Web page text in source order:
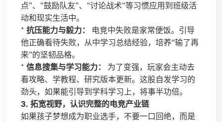
点”、“鼓励队友”、“讨论战术”等习惯应用到班级活
动和现实生活中。
* 抗压能力与毅力：
电竞中失败是家常便饭。引导
他正确看待失败，从中学习总结经验，培养“输了再
来”的坚韧品格。
* 信息搜集与学习能力：
为了变强，玩家会主动去
看攻略、学教程、研究版本更新。这股自发学习的
劲头，如果能引导到学科学习上，将事半功倍。
3. 拓宽视野，认识完整的电竞产业链
如果孩子梦想成为职业选手，不要一口回绝，而是